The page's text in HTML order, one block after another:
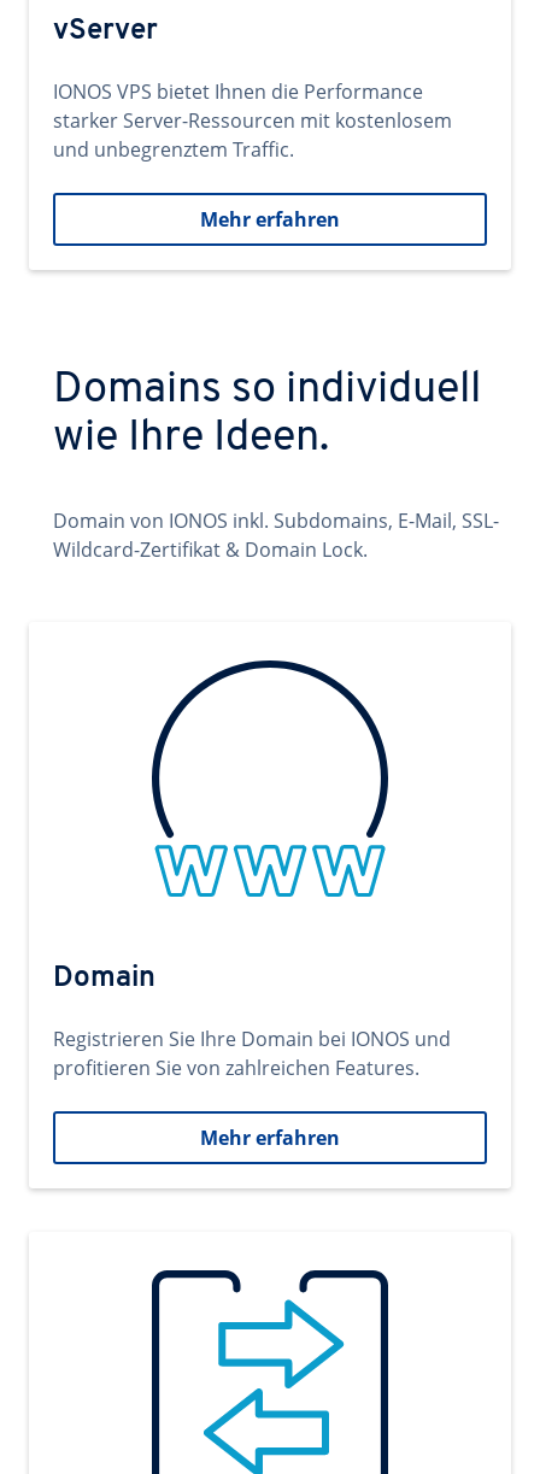
vServer
IONOS VPS bietet Ihnen die Performance
starker Server-Ressourcen mit kostenlosem
und unbegrenztem Traffic.
Mehr erfahren
Domains so individuell
wie Ihre Ideen.
Domain von IONOS inkl. Subdomains, E-Mail, SSL-
Wildcard-Zertifikat & Domain Lock.
Domain
Registrieren Sie Ihre Domain bei IONOS und
profitieren Sie von zahlreichen Features.
Mehr erfahren